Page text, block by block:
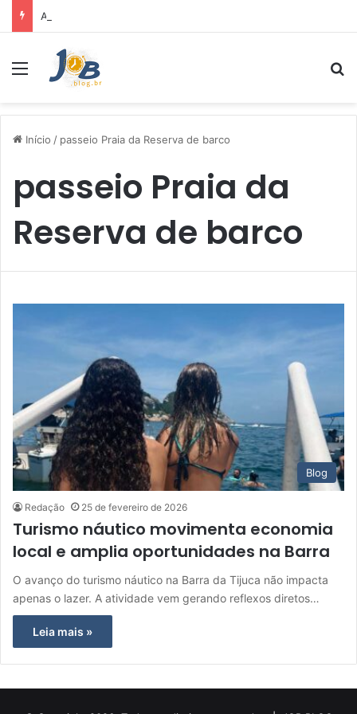
Air Fryer: melhores marcas e capacidades disponíveis
Menu
Início / passeio Praia da Reserva de barco
passeio Praia da
Reserva de barco
Blog
Redação 25 de fevereiro de 2026
Turismo náutico movimenta economia
local e amplia oportunidades na Barra
O avanço do turismo náutico na Barra da Tijuca não impacta
apenas o lazer. A atividade vem gerando reflexos diretos…
Leia mais »